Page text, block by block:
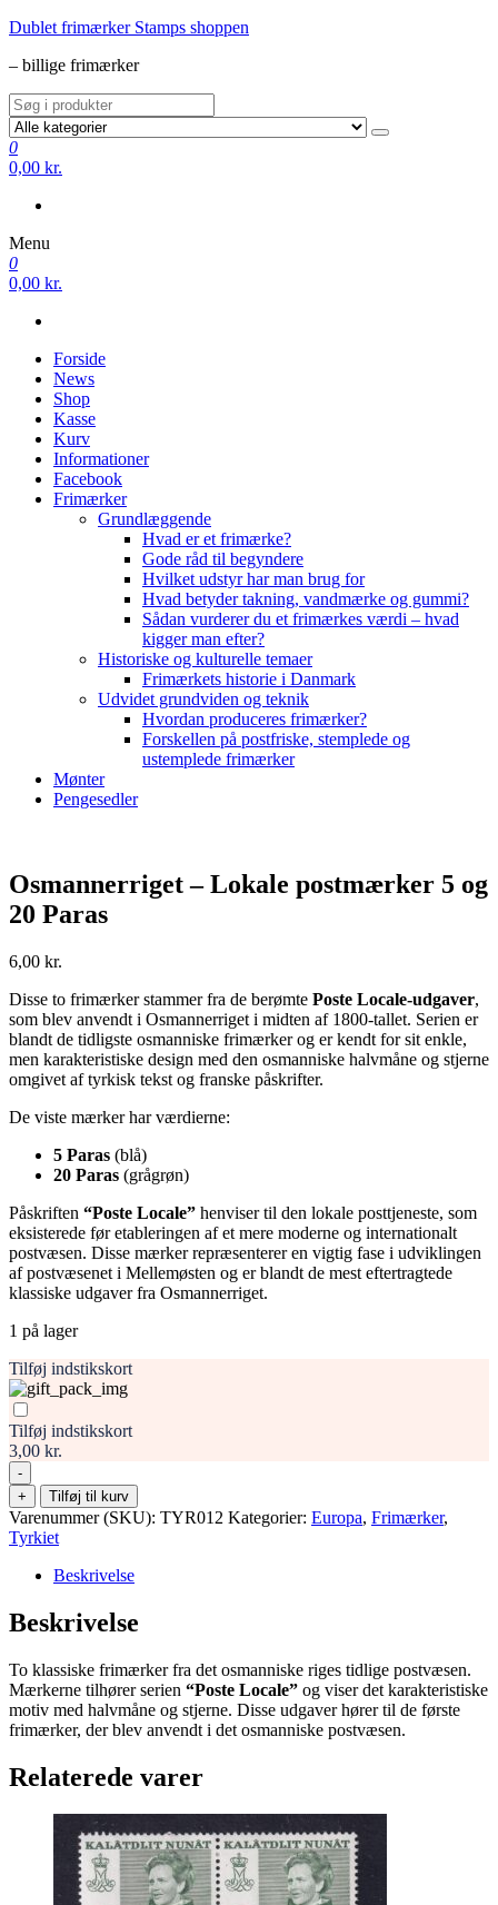
Videre
indhold
Dublet frimærker Stamps shoppen
– billige frimærker
0
0,00 kr.
Menu
0
0,00 kr.
Forside
News
Shop
Kasse
Kurv
Informationer
Facebook
Frimærker
Grundlæggende
Hvad er et frimærke?
Gode råd til begyndere
Hvilket udstyr har man brug for
Hvad betyder takning, vandmærke og gummi?
Sådan vurderer du et frimærkes værdi – hvad
kigger man efter?
Historiske og kulturelle temaer
Frimærkets historie i Danmark
Udvidet grundviden og teknik
Hvordan produceres frimærker?
Forskellen på postfriske, stemplede og
ustemplede frimærker
Mønter
Pengesedler
Osmannerriget – Lokale postmærker 5 og
20 Paras
6,00 kr.
Disse to frimærker stammer fra de berømte Poste Locale-udgaver,
som blev anvendt i Osmannerriget i midten af 1800-tallet. Serien er
blandt de tidligste osmanniske frimærker og er kendt for sit enkle,
men karakteristiske design med den osmanniske halvmåne og stjerne
omgivet af tyrkisk tekst og franske påskrifter.
De viste mærker har værdierne:
5 Paras (blå)
20 Paras (grågrøn)
Påskriften “Poste Locale” henviser til den lokale posttjeneste, som
eksisterede før etableringen af et mere moderne og internationalt
postvæsen. Disse mærker repræsenterer en vigtig fase i udviklingen
af postvæsenet i Mellemøsten og er blandt de mest eftertragtede
klassiske udgaver fra Osmannerriget.
1 på lager
Tilføj indstikskort
Tilføj indstikskort
3,00 kr.
-
Osmannerriget
–
Lokale
postmærker
20
Paras
+ Tilføj til kurv
Varenummer (SKU): TYR012 Kategorier: Europa, Frimærker,
Tyrkiet
Beskrivelse
Beskrivelse
To klassiske frimærker fra det osmanniske riges tidlige postvæsen.
Mærkerne tilhører serien “Poste Locale” og viser det karakteristiske
motiv med halvmåne og stjerne. Disse udgaver hører til de første
frimærker, der blev anvendt i det osmanniske postvæsen.
Relaterede varer